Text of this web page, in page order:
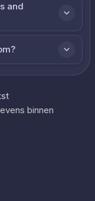
and
binnen